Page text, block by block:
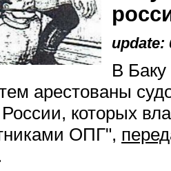
update:
В
арестованы
которых
ОПГ",